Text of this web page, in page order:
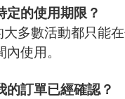
定的使用期限？
多數活動都只能
使用。
的訂單已經確認？